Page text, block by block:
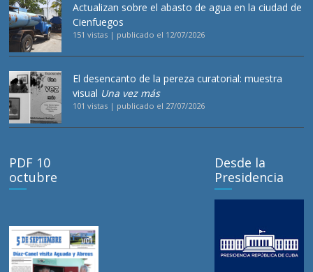
Actualizan sobre el abasto de agua en la ciudad de
Cienfuegos
151 vistas | publicado el 12/07/2026
El desencanto de la pereza curatorial: muestra
visual Una vez más
101 vistas | publicado el 27/07/2026
PDF 10
octubre
Desde la
Presidencia